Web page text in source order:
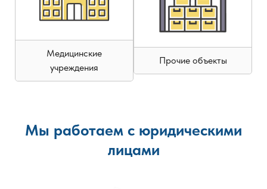
Медицинские
учреждения
Прочие объекты
Мы работаем с юридическими
лицами